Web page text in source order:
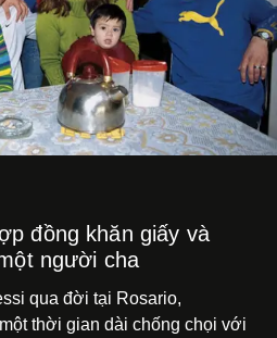
đồng khăn giấy và
người cha
qua đời tại Rosario,
thời gian dài chống chọi với